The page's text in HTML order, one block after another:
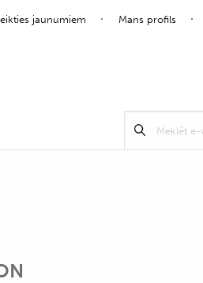
jaunumiem Mans profils
Meklēt